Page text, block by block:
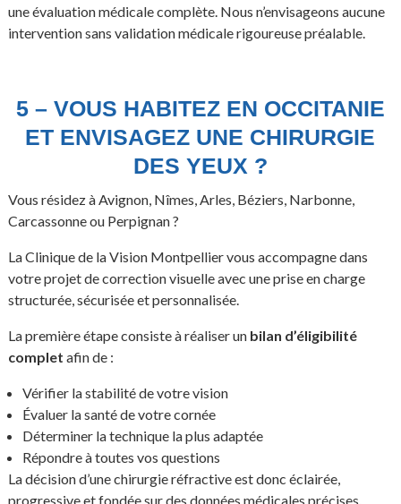
une évaluation médicale complète. Nous n’envisageons aucune
intervention sans validation médicale rigoureuse préalable.
5 – VOUS HABITEZ EN OCCITANIE
ET ENVISAGEZ UNE CHIRURGIE
DES YEUX ?
Vous résidez à Avignon, Nîmes, Arles, Béziers, Narbonne,
Carcassonne ou Perpignan ?
La Clinique de la Vision Montpellier vous accompagne dans
votre projet de correction visuelle avec une prise en charge
structurée, sécurisée et personnalisée.
La première étape consiste à réaliser un bilan d’éligibilité
complet afin de :
Vérifier la stabilité de votre vision
Évaluer la santé de votre cornée
Déterminer la technique la plus adaptée
Répondre à toutes vos questions
La décision d’une chirurgie réfractive est donc éclairée,
progressive et fondée sur des données médicales précises.